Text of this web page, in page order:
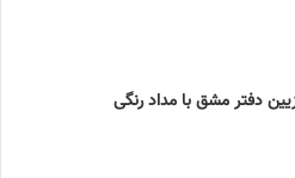
دفتر مشق با مداد رنگی